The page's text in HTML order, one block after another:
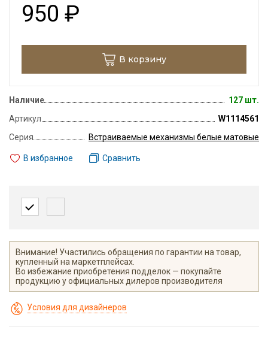
950 ₽
В корзину
Наличие
127 шт.
Артикул
W1114561
Серия
Встраиваемые механизмы белые матовые
В избранное Сравнить
Внимание! Участились обращения по гарантии на товар,
купленный на маркетплейсах.
Во избежание приобретения подделок — покупайте
продукцию у официальных дилеров производителя
Условия для дизайнеров